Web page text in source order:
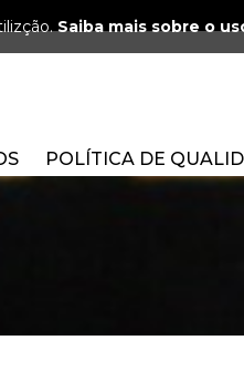
POLÍTICA DE
Saiba mais sobre o